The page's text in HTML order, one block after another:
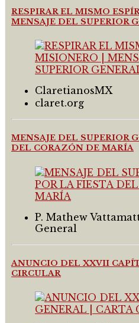
RESPIRAR EL MISMO
MENSAJE DEL SUPERIOR
ClaretianosMX
claret.org
MENSAJE DEL SUPERIOR
DEL CORAZÓN DE MARÍA
P. Mathew
General
ANUNCIO DEL XXVII
CIRCULAR